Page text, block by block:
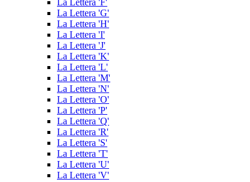
La Lettera 'G'
La Lettera 'H'
La Lettera 'I'
La Lettera 'J'
La Lettera 'K'
La Lettera 'L'
La Lettera 'M'
La Lettera 'N'
La Lettera 'O'
La Lettera 'P'
La Lettera 'Q'
La Lettera 'R'
La Lettera 'S'
La Lettera 'T'
La Lettera 'U'
La Lettera 'V'